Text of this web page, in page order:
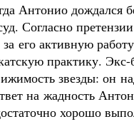
Антонио
Согласно
его активную
практику.
звезды: он
на жадность
хорошо